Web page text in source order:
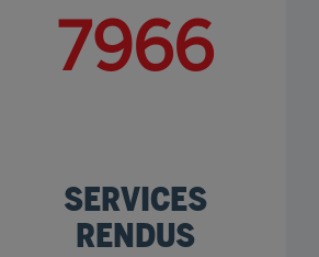
10143
SERVICES
RENDUS